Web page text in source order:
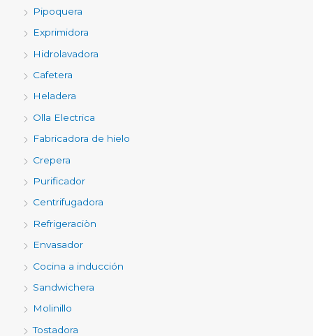
Pipoquera
Exprimidora
Hidrolavadora
Cafetera
Heladera
Olla Electrica
Fabricadora de hielo
Crepera
Purificador
Centrifugadora
Refrigeraciòn
Envasador
Cocina a inducción
Sandwichera
Molinillo
Tostadora